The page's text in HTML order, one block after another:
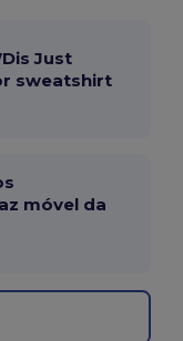
Just
sweatshirt
móvel da